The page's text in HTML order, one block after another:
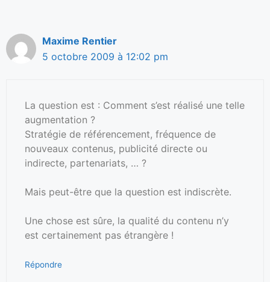
Maxime Rentier
5 octobre 2009 à 12:02 pm
La question est : Comment s’est réalisé une telle
augmentation ?
Stratégie de référencement, fréquence de
nouveaux contenus, publicité directe ou
indirecte, partenariats, … ?
Mais peut-être que la question est indiscrète.
Une chose est sûre, la qualité du contenu n’y
est certainement pas étrangère !
Répondre